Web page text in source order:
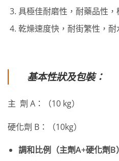
具極佳耐磨性，耐藥品性，
乾燥速度快，耐街繁性，耐
基本性狀及包裝：
主 劑 A：（10 kg）
硬化劑 B：（10kg）
調和比例（主劑A+硬化劑